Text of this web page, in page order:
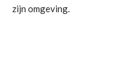
zijn omgeving.